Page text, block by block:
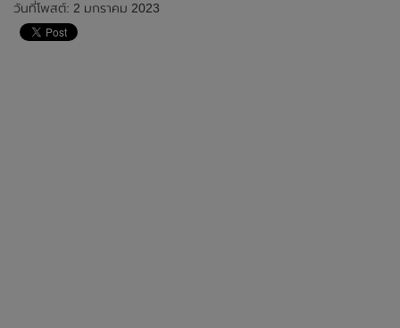
วันที่โพสต์: 2 มกราคม 2023